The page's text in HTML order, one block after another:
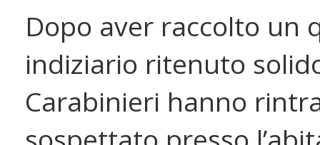
Dopo aver raccolto un
indiziario ritenuto
Carabinieri hanno